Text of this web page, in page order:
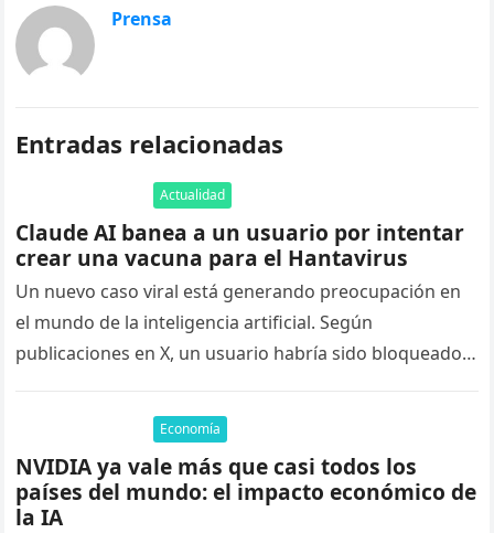
Prensa
Entradas relacionadas
Actualidad
Claude AI banea a un usuario por intentar
crear una vacuna para el Hantavirus
Un nuevo caso viral está generando preocupación en
el mundo de la inteligencia artificial. Según
publicaciones en X, un usuario habría sido bloqueado
Economía
NVIDIA ya vale más que casi todos los
países del mundo: el impacto económico de
la IA